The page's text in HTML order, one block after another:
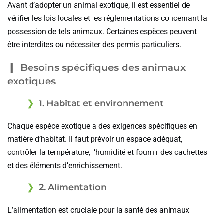
Avant d’adopter un animal exotique, il est essentiel de
vérifier les lois locales et les réglementations concernant la
possession de tels animaux. Certaines espèces peuvent
être interdites ou nécessiter des permis particuliers.
Besoins spécifiques des animaux
exotiques
1. Habitat et environnement
Chaque espèce exotique a des exigences spécifiques en
matière d’habitat. Il faut prévoir un espace adéquat,
contrôler la température, l’humidité et fournir des cachettes
et des éléments d’enrichissement.
2. Alimentation
L’alimentation est cruciale pour la santé des animaux